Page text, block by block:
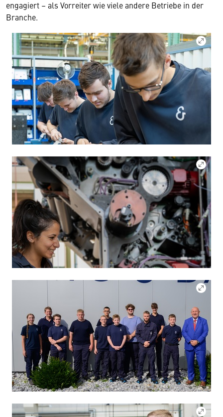
engagiert – als Vorreiter wie viele andere Betriebe in der
Branche.